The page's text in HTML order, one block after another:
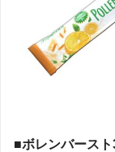
■ボレンバース